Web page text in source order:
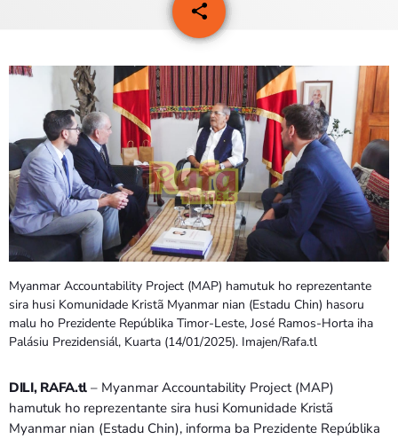
KONTAKTU SIRA
TÉTUM keyboard_arrow_down
TÉTUM
PORTUGUÊS
PRÓXIMOS PROGRAMAS
share
email
Myanmar Accountability Project (MAP) hamutuk ho reprezentante
sira husi Komunidade Kristã Myanmar nian (Estadu Chin) hasoru
malu ho Prezidente Repúblika Timor-Leste, José Ramos-Horta iha
Palásiu Prezidensiál, Kuarta (14/01/2025). Imajen/Rafa.tl
DILI, RAFA.tl – Myanmar Accountability Project (MAP)
hamutuk ho reprezentante sira husi Komunidade Kristã
Myanmar nian (Estadu Chin), informa ba Prezidente Repúblika